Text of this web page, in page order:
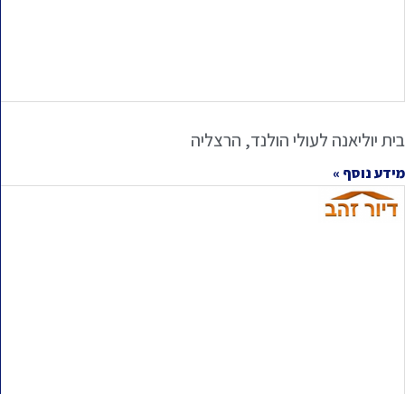
בית יוליאנה לעולי הולנד, הרצליה
מידע נוסף »